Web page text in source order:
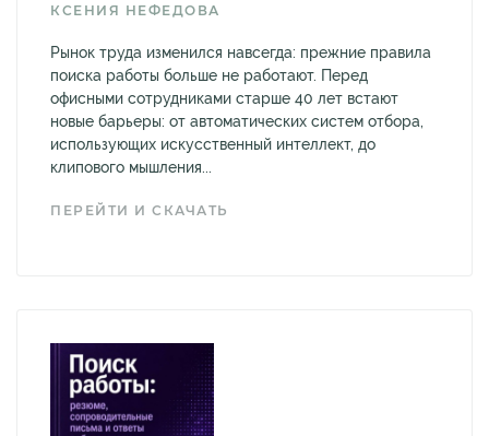
КСЕНИЯ НЕФЕДОВА
Рынок труда изменился навсегда: прежние правила
поиска работы больше не работают. Перед
офисными сотрудниками старше 40 лет встают
новые барьеры: от автоматических систем отбора,
использующих искусственный интеллект, до
клипового мышления...
ПЕРЕЙТИ И СКАЧАТЬ